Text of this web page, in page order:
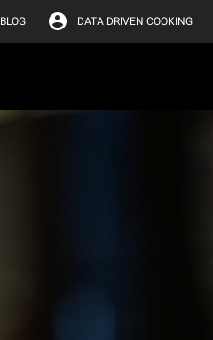
BLOG DATA DRIVEN COOKING